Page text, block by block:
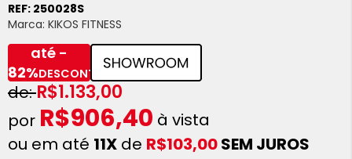
REF: 250028S
Marca: KIKOS FITNESS
R$1.133,00
até -
82%DESCONTO
R$906,40 à vista
ou em até 11X de R$103,00SEM JUROS
da
Galeria
de
imagens